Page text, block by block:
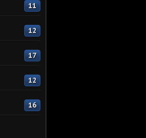
11
12
17
12
16